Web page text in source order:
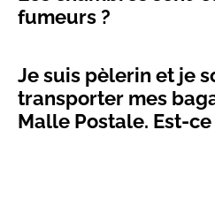
fumeurs ?
Je suis pèlerin et je
transporter mes
Malle Postale. Est-